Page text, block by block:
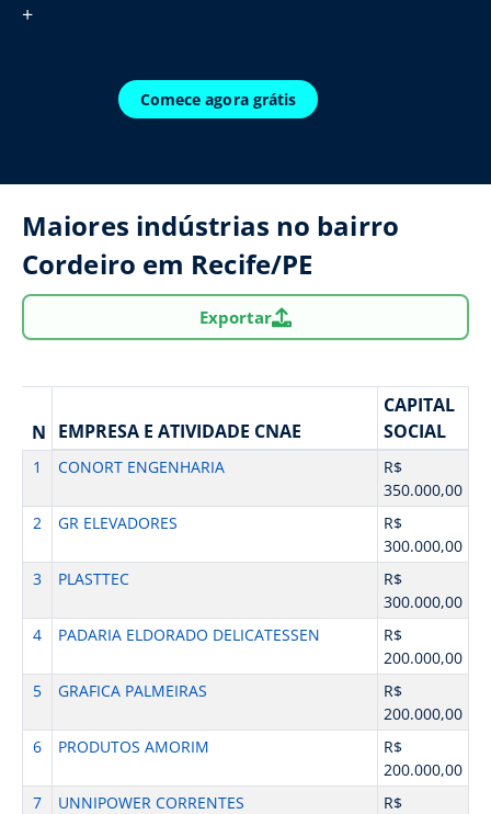
+
Comece agora grátis
Maiores indústrias no bairro
Cordeiro em Recife/PE
Exportar
N EMPRESA E ATIVIDADE CNAE
CAPITAL
SOCIAL
1 CONORT ENGENHARIA
R$
350.000,00
2
GR ELEVADORES
R$
300.000,00
3
PLASTTEC
R$
300.000,00
4
PADARIA ELDORADO DELICATESSEN
R$
200.000,00
5
GRAFICA PALMEIRAS
R$
200.000,00
6
PRODUTOS AMORIM
R$
200.000,00
7
UNNIPOWER CORRENTES
R$